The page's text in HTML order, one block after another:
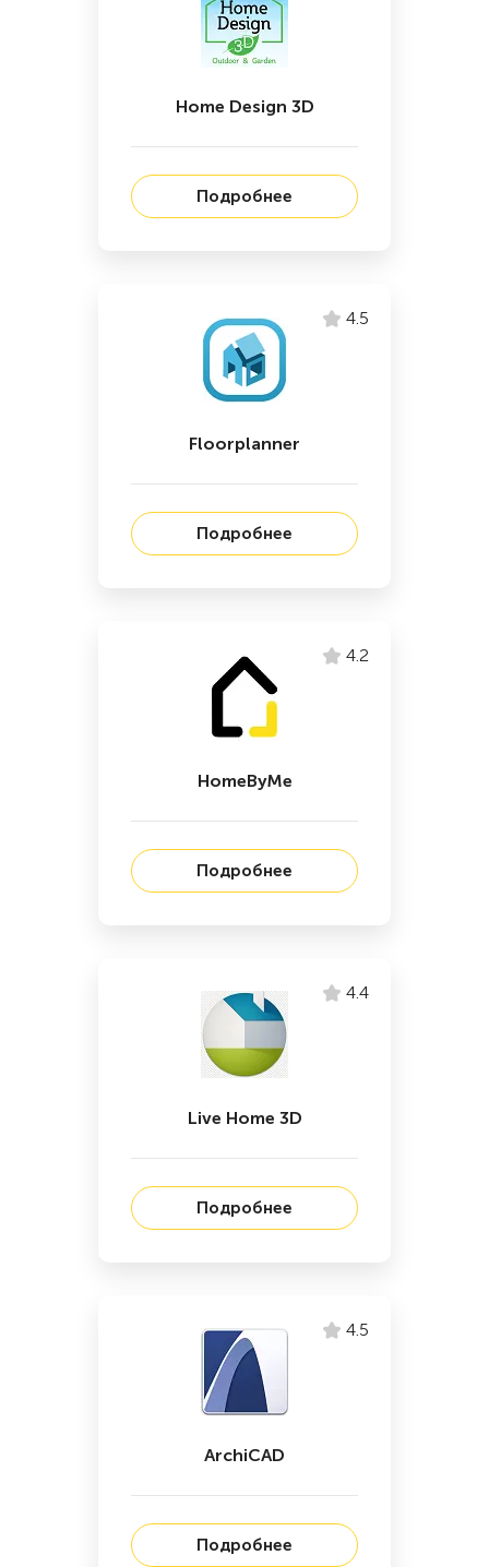
Home Design 3D
Подробнее
4.5
Floorplanner
Подробнее
4.2
HomeByMe
Подробнее
4.4
Live Home 3D
Подробнее
4.5
ArchiCAD
Подробнее